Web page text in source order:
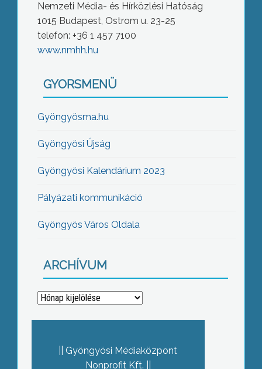
Nemzeti Média- és Hírközlési Hatóság
1015 Budapest, Ostrom u. 23-25
telefon: +36 1 457 7100
www.nmhh.hu
GYORSMENÜ
Gyöngyösma.hu
Gyöngyösi Újság
Gyöngyösi Kalendárium 2023
Pályázati kommunikáció
Gyöngyös Város Oldala
ARCHÍVUM
Archívum
Gyöngyösi Médiaközpont
Nonprofit Kft.